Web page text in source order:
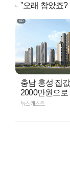
"오래 참았죠?
충남 홍성 집
2000만원으로
뉴스캐스트